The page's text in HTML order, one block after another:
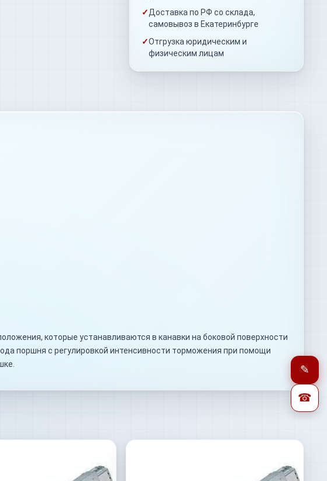
✓Доставка по РФ со склада,
самовывоз в Екатеринбурге
✓Отгрузка юридическим и
физическим лицам
которые устанавливаются в канавки на боковой поверхности
поршня с регулировкой интенсивности торможения при помощи
✎
☎